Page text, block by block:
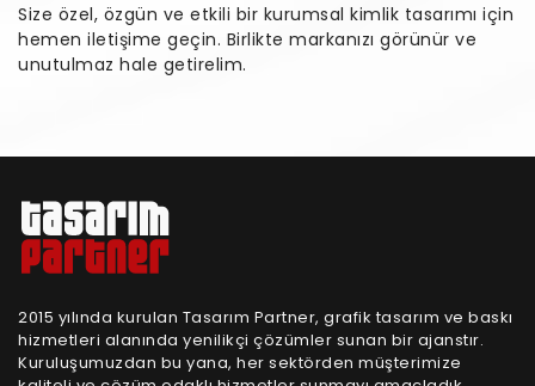
Size özel, özgün ve etkili bir kurumsal kimlik tasarımı için
hemen iletişime geçin. Birlikte markanızı görünür ve
unutulmaz hale getirelim.
2015 yılında kurulan Tasarım Partner, grafik tasarım ve baskı
hizmetleri alanında yenilikçi çözümler sunan bir ajanstır.
Kuruluşumuzdan bu yana, her sektörden müşterimize